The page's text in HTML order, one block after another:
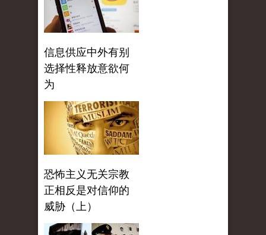
信息供应中外有别
选择性释放意欲何
为
恐怖主义无关宗教
正相反是对信仰的
威胁（上）